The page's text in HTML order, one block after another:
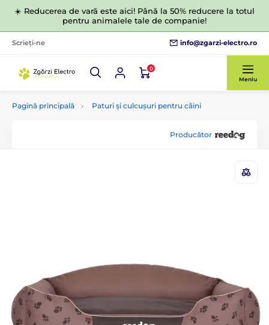
☀️ Reducerea de vară este aici! Până la 50% reducere la totul
pentru animalele tale de companie!
Scrieți-ne info@zgarzi-electro.ro
0
Meniu
Pagină principală Paturi și culcușuri pentru câini
Producător